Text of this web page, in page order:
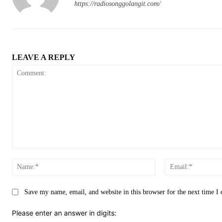
https://radiosonggolangit.com/
LEAVE A REPLY
Name:*
Save my name, email, and website in this browser for the next time I
Please enter an answer in digits: